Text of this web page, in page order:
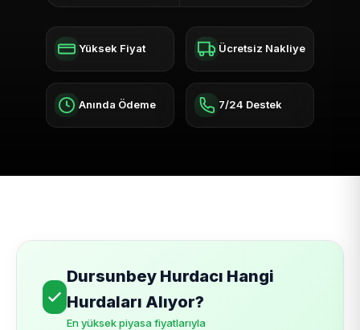
Yüksek Fiyat Ücretsiz Nakliye
Anında Ödeme 7/24 Destek
Dursunbey Hurdacı Hangi
Hurdaları Alıyor?
En yüksek piyasa fiyatlarıyla